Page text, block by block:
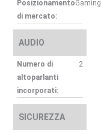
Posizionamento
di mercato:
Gaming
AUDIO
Numero di
altoparlanti
incorporati:
2
SICUREZZA